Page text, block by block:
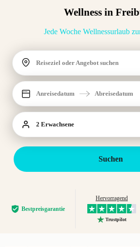
Wellness in
Jede Woche Wellnessurlaub
Reiseziel oder Angebot suchen
Anreisedatum Abreisedatum
2 Erwachsene
Suchen
Bestpreis­garantie
Hervorragend
Trustpilot